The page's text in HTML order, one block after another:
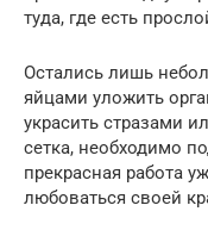
туда, где есть
Остались лишь
яйцами уложить
украсить стразами
сетка, необходимо
прекрасная работа
любоваться своей